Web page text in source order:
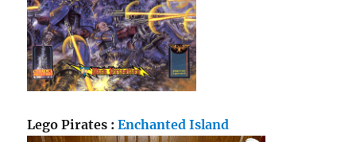
Lego Pirates :Enchanted Island